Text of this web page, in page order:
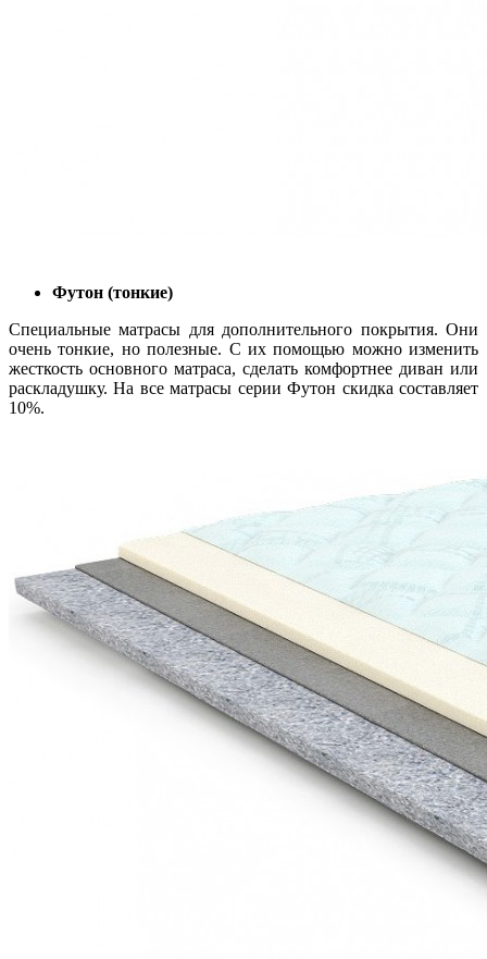
Футон (тонкие)
Специальные матрасы для дополнительного покрытия. Они
очень тонкие, но полезные. С их помощью можно изменить
жесткость основного матраса, сделать комфортнее диван или
раскладушку. На все матрасы серии Футон скидка составляет
10%.